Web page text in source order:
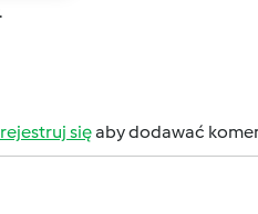
sięaby dodawać